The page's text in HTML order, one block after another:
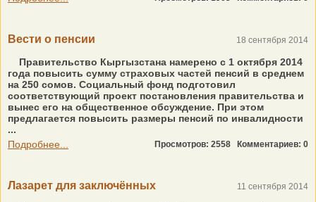
Вести о пенсии 18 сентября 2014
Правительство Кыргызстана намерено с 1 октября 2014
года повысить сумму страховых частей пенсий в среднем
на 250 сомов. Социальный фонд подготовил
соответствующий проект постановления правительства и
вынес его на общественное обсуждение. При этом
предлагается повысить размеры пенсий по инвалидности
...
Подробнее...
Просмотров: 2558 Комментариев: 0
Лазарет для заключённых 11 сентября 2014